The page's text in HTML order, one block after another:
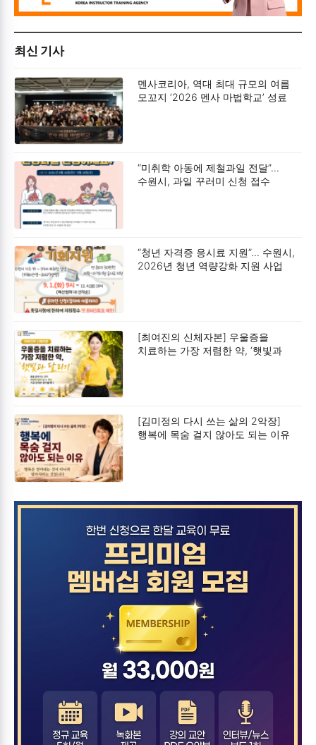
최신 기사
멘사코리아, 역대 최대 규모의 여름
모꼬지 ‘2026 멘사 마법학교’ 성료
“미취학 아동에 제철과일 전달”…
수원시, 과일 꾸러미 신청 접수
“청년 자격증 응시료 지원”… 수원시,
2026년 청년 역량강화 지원 사업
[최여진의 신체자본] 우울증을
치료하는 가장 저렴한 약, ‘햇빛과
[김미정의 다시 쓰는 삶의 2악장]
행복에 목숨 걸지 않아도 되는 이유